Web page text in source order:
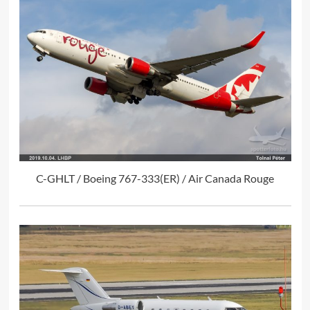
C-GHLT / Boeing 767-333(ER) / Air Canada Rouge